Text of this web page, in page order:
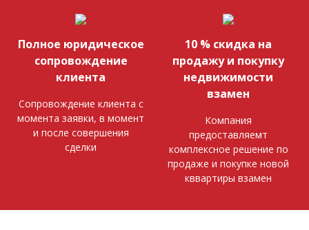
Полное юридическое
сопровождение
клиента
Сопровождение клиента с
момента заявки, в момент
и после совершения
сделки
10 % скидка на
продажу и покупку
недвижимости
взамен
Компания
предоставляемт
комплексное решение по
продаже и покупке новой
кввартиры взамен